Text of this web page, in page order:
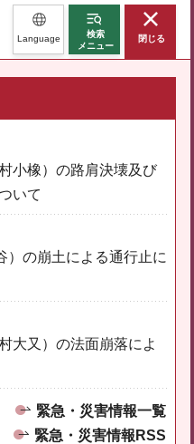
Language
検索
メニュー
閉じる
小橡）の路肩決壊及び
いて
）の崩土による通行止に
大又）の法面崩落によ
緊急・災害情報一覧
緊急・災害情報RSS